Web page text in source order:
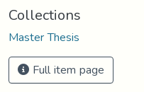
Collections
Master Thesis
Full item page